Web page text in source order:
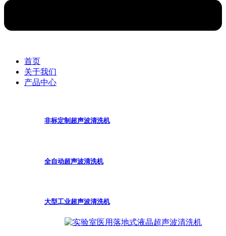
首页
关于我们
产品中心
非标定制超声波清洗机
全自动超声波清洗机
大型工业超声波清洗机